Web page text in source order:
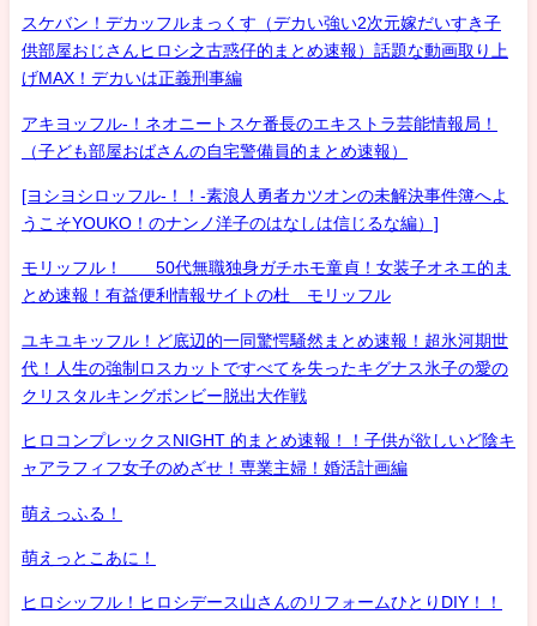
スケバン！デカッフルまっくす（デカい強い2次元嫁だいすき子
供部屋おじさんヒロシ之古惑仔的まとめ速報）話題な動画取り上
げMAX！デカいは正義刑事編
アキヨッフル-！ネオニートスケ番長のエキストラ芸能情報局！
（子ども部屋おばさんの自宅警備員的まとめ速報）
[ヨシヨシロッフル-！！-素浪人勇者カツオンの未解決事件簿へよ
うこそYOUKO！のナンノ洋子のはなしは信じるな編）]
モリッフル！ 50代無職独身ガチホモ童貞！女装子オネエ的ま
とめ速報！有益便利情報サイトの杜 モリッフル
ユキユキッフル！ど底辺的一同驚愕騒然まとめ速報！超氷河期世
代！人生の強制ロスカットですべてを失ったキグナス氷子の愛の
クリスタルキングボンビー脱出大作戦
ヒロコンプレックスNIGHT 的まとめ速報！！子供が欲しいど陰キ
ャアラフィフ女子のめざせ！専業主婦！婚活計画編
萌えっふる！
萌えっとこあに！
ヒロシッフル！ヒロシデース山さんのリフォームひとりDIY！！